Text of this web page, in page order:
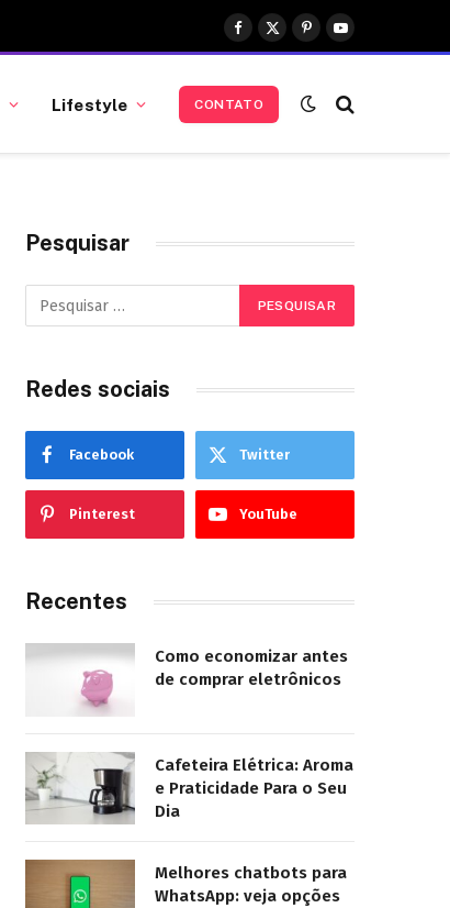
Facebook
X
(Twitter)
PinterestYouTube
Lifestyle CONTATO
Pesquisar
Redes sociais
Facebook Twitter
Pinterest YouTube
Recentes
Como economizar antes
de comprar eletrônicos
Cafeteira Elétrica: Aroma
e Praticidade Para o Seu
Dia
Melhores chatbots para
WhatsApp: veja opções